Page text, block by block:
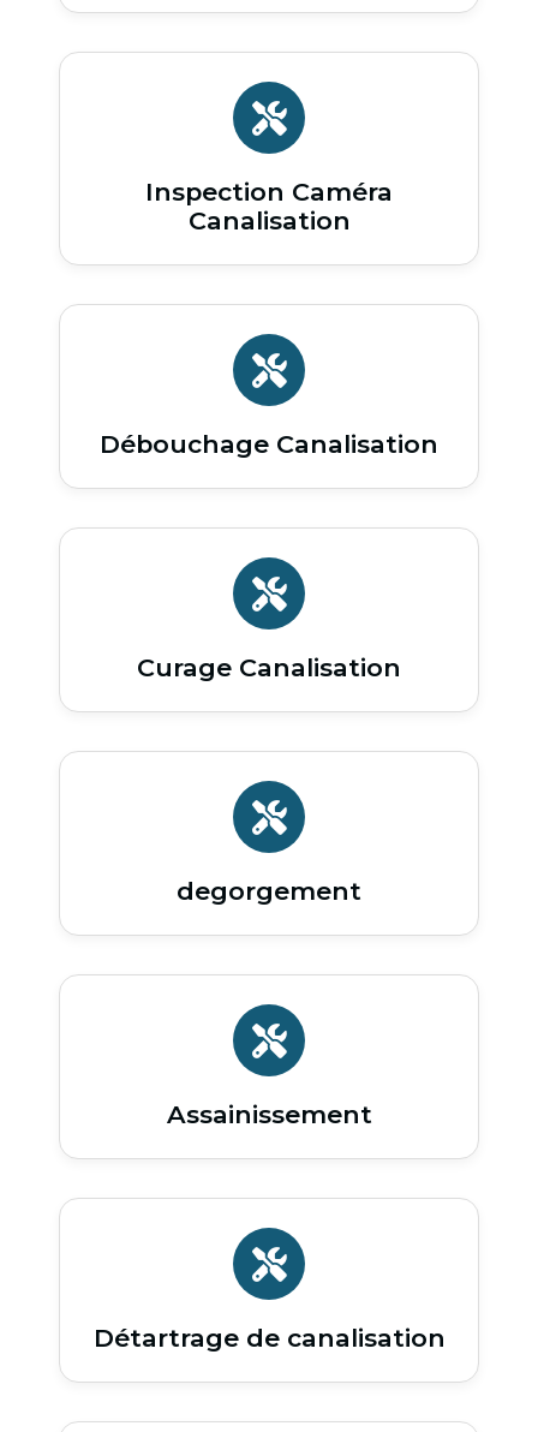
Inspection Caméra
Canalisation
Débouchage Canalisation
Curage Canalisation
degorgement
Assainissement
Détartrage de canalisation